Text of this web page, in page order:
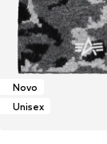
Novo
Unisex